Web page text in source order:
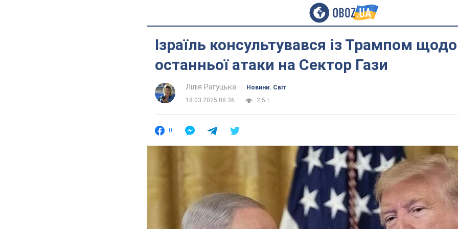
Ізраїль консультувався із Трампом щодо
останньої атаки на Сектор Гази
Лілія Рагуцька
Новини. Світ
18.03.2025 08:36
2,5 т.
0